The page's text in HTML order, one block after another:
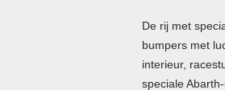
De rij met
bumpers met
interieur,
speciale